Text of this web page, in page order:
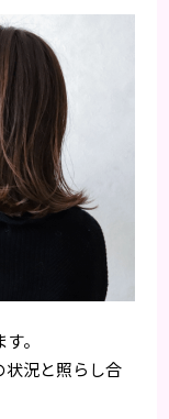
。
状況と照らし合